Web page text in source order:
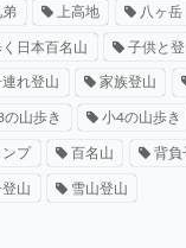
弟 上高地 八ヶ岳
日本百名山 子供と登
連れ登山 家族登山
の山歩き 小4の山歩き
ンプ 百名山 背負
山 雪山登山